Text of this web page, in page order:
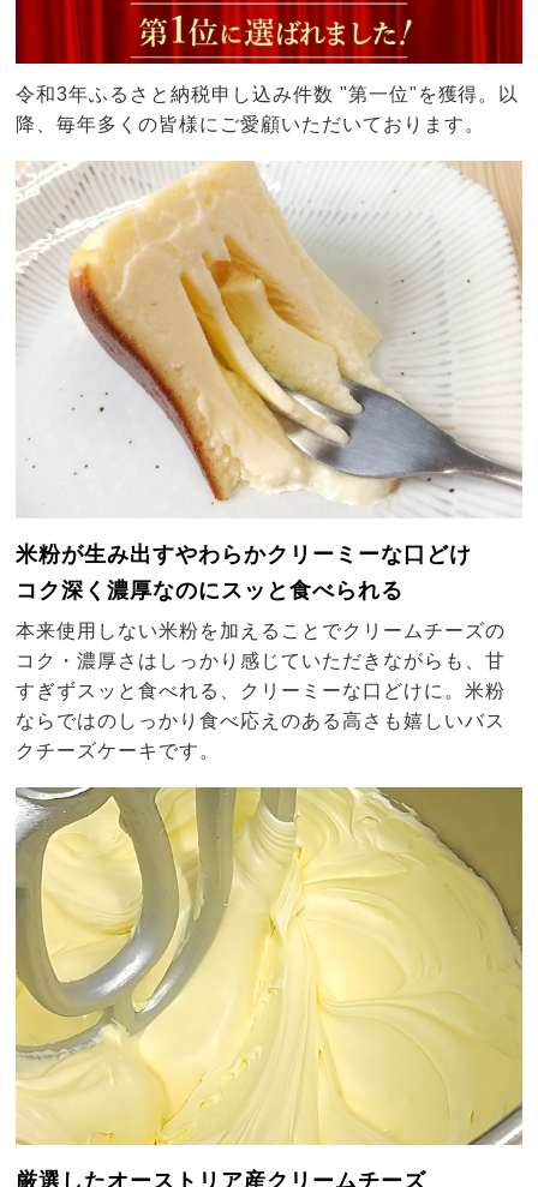
令和3年ふるさと納税申し込み件数 "第一位"を獲得。以
降、毎年多くの皆様にご愛顧いただいております。
米粉が生み出すやわらかクリーミーな口どけ
コク深く濃厚なのにスッと食べられる
本来使用しない米粉を加えることでクリームチーズの
コク・濃厚さはしっかり感じていただきながらも、甘
すぎずスッと食べれる、クリーミーな口どけに。米粉
ならではのしっかり食べ応えのある高さも嬉しいバス
クチーズケーキです。
厳選したオーストリア産クリームチーズ